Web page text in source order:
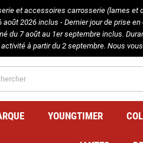
et accessoires carrosserie (lames
août 2026 inclus - Dernier jour de prise
du 7 août au 1er septembre inclus.
à partir du 2 septembre. Nous
YOUNGTIMER